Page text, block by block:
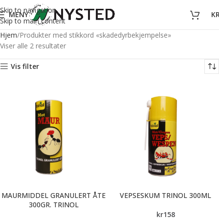
Skip to navigation
Skip to main content
MENY
Hjem Produkter med stikkord «skadedyrbekjempelse»
Viser alle 2 resultater
Vis filter
MAURMIDDEL GRANULERT ÅTE
300GR. TRINOL
VEPSESKUM TRINOL 300ML
kr158